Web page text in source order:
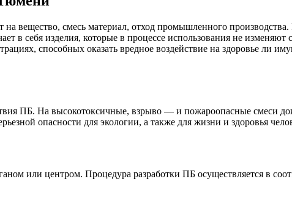
вещество, смесь материал, отход промышленного
в себя изделия, которые в процессе использования не изменяют
способных оказать вредное воздействие на здоровье ли
ПБ. На высокотоксичные, взрыво — и пожароопасные смеси
опасности для экологии, а также для жизни и здоровья
или центром. Процедура разработки ПБ осуществляется в